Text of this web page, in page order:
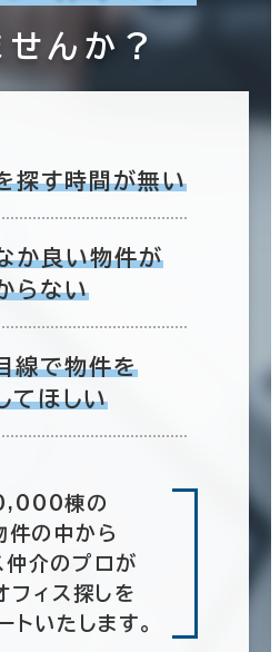
せんか？
探す時間が無い
か良い物件が
らない
線で物件を
てほしい
棟の
件の中から
仲介のプロが
フィス探しを
トいたします。